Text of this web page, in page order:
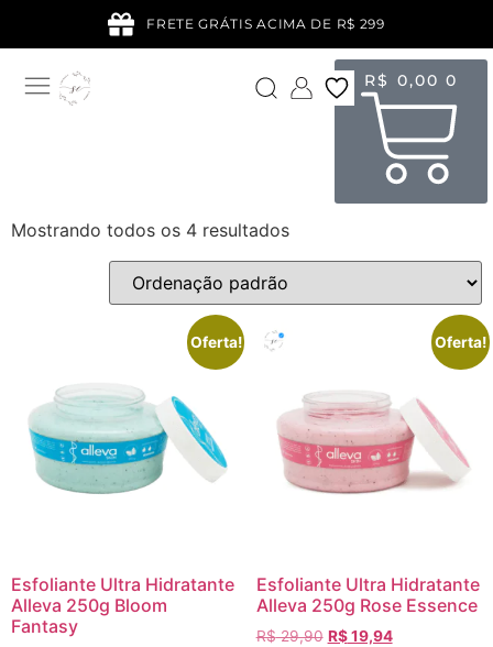
FRETE GRÁTIS ACIMA DE R$ 299
R$ 0,00 0
Mostrando todos os 4 resultados
Oferta!
Esfoliante Ultra Hidratante
Alleva 250g Bloom
Fantasy
Oferta!
Esfoliante Ultra Hidratante
Alleva 250g Rose Essence
R$29,90 R$19,94